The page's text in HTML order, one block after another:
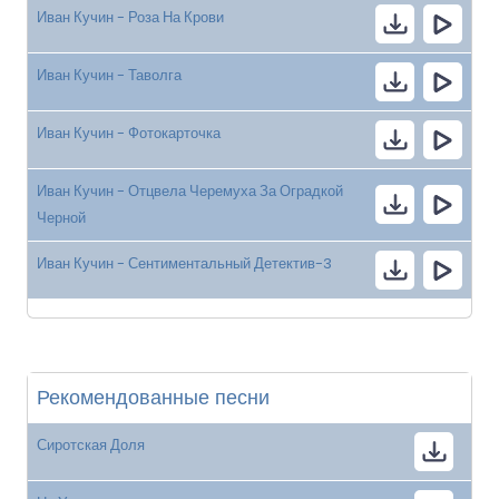
Иван Кучин - Роза На Крови
Иван Кучин - Таволга
Иван Кучин - Фотокарточка
Иван Кучин - Отцвела Черемуха За Оградкой
Черной
Иван Кучин - Сентиментальный Детектив-3
Рекомендованные песни
Сиротская Доля